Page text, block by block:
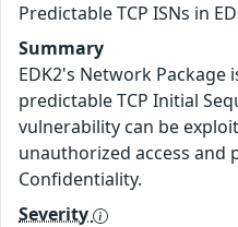
Predictable TCP ISNs in
Summary
EDK2's Network Package
predictable TCP Initial
vulnerability can be
unauthorized access and
Confidentiality.
Severity